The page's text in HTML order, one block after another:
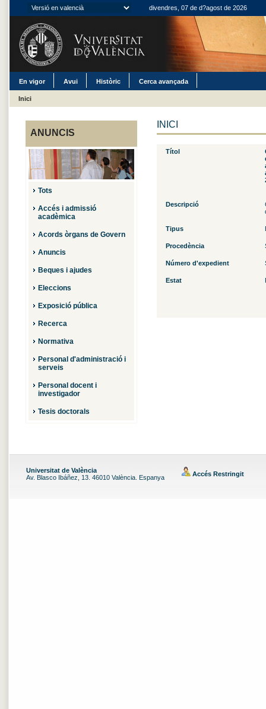
divendres, 07 de d?agost de 2026
En vigor Avui Històric Cerca avançada
Inici
ANUNCIS
Tots
Accés i admissió
acadèmica
Acords òrgans de Govern
Anuncis
Beques i ajudes
Eleccions
Exposició pública
Recerca
Normativa
Personal d'administració i
serveis
Personal docent i
investigador
Tesis doctorals
INICI
Títol
Descripció
Tipus
Procedència
Número d'expedient
Estat
Universitat de València
Av. Blasco Ibáñez, 13. 46010 València. Espanya
Accés Restringit